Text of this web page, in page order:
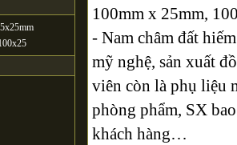
100mm x 25mm,
- Nam châm đất
mỹ nghệ, sản xuất
viên còn là phụ liệu
phòng phẩm, SX
khách hàng…